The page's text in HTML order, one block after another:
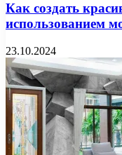
Как создать
использованием
23.10.2024